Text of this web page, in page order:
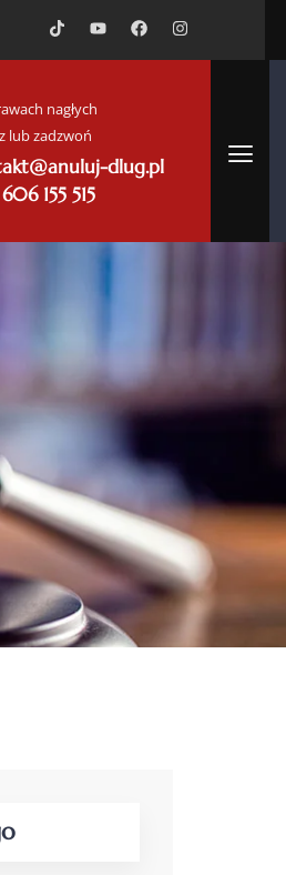
nagłych
lub zadzwoń
dlug.pl
155 515